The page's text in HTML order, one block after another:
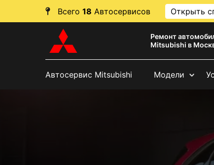
Всего 18 Автосервисов Открыть
Ремонт
Mitsubishi в
Автосервис Mitsubishi Модели